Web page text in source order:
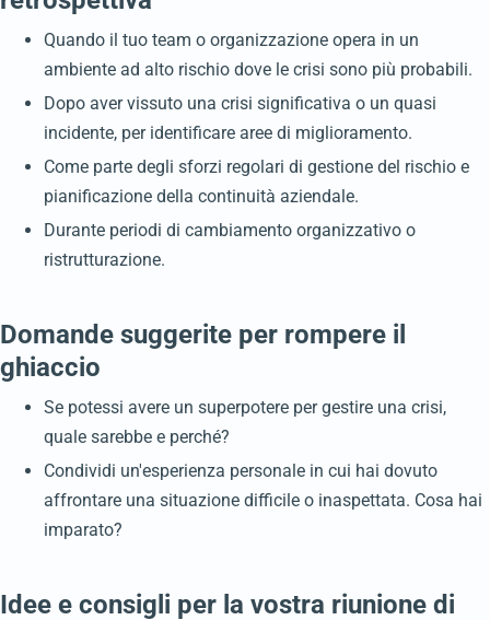
Quando il tuo team o organizzazione opera in un
ambiente ad alto rischio dove le crisi sono più probabili.
Dopo aver vissuto una crisi significativa o un quasi
incidente, per identificare aree di miglioramento.
Come parte degli sforzi regolari di gestione del rischio e
pianificazione della continuità aziendale.
Durante periodi di cambiamento organizzativo o
ristrutturazione.
Domande suggerite per rompere il
ghiaccio
Se potessi avere un superpotere per gestire una crisi,
quale sarebbe e perché?
Condividi un'esperienza personale in cui hai dovuto
affrontare una situazione difficile o inaspettata. Cosa hai
imparato?
Idee e consigli per la vostra riunione di